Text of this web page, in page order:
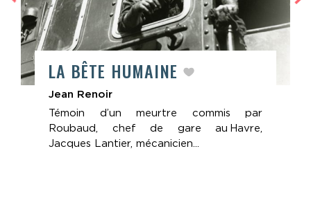
LA BÊTE HUMAINE
Jean Renoir
Témoin d’un meurtre commis par
Roubaud, chef de gare au Havre,
Jacques Lantier, mécanicien...